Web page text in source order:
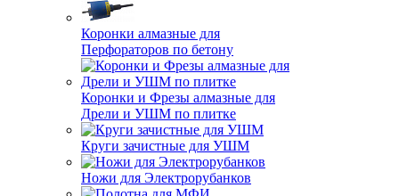
Коронки алмазные для
Перфораторов по бетону
Коронки и Фрезы алмазные для
Дрели и УШМ по плитке
Круги зачистные для УШМ
Ножи для Электрорубанков